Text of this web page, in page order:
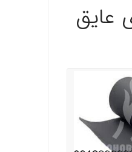
عایق